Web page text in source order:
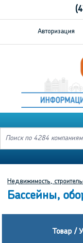
Авторизация
Недвижимость,
Бассейны,
Товар /